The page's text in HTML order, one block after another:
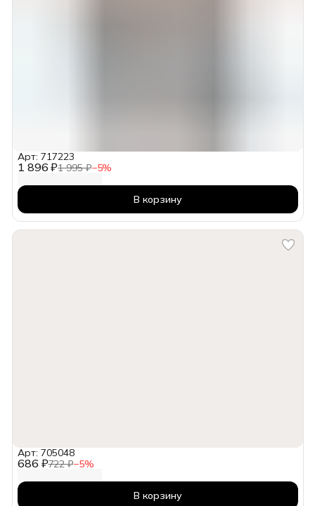
1 896 ₽1 995 ₽−5%
Арт: 717223
В корзину
686 ₽722 ₽−5%
Арт: 705048
В корзину